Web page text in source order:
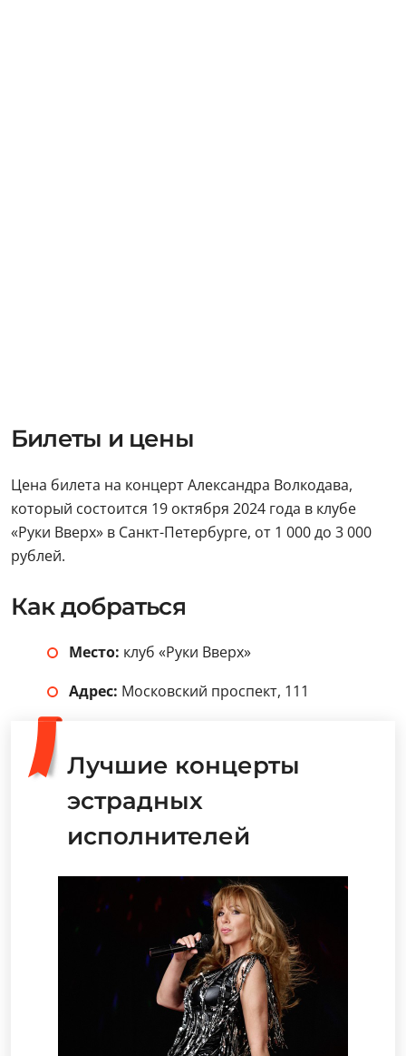
Билеты и цены
Цена билета на концерт Александра Волкодава,
который состоится 19 октября 2024 года в клубе
«Руки Вверх» в Санкт-Петербурге, от 1 000 до 3 000
рублей.
Как добраться
Место: клуб «Руки Вверх»
Адрес: Московский проспект, 111
Лучшие концерты
эстрадных
исполнителей